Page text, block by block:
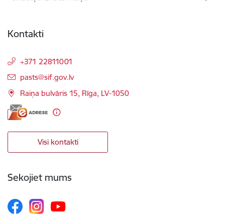
Kontakti
+371 22811001
E-pasts:
pasts@sif.gov.lv
Raiņa bulvāris 15, Rīga, LV-1050
Visi kontakti
Sekojiet mums